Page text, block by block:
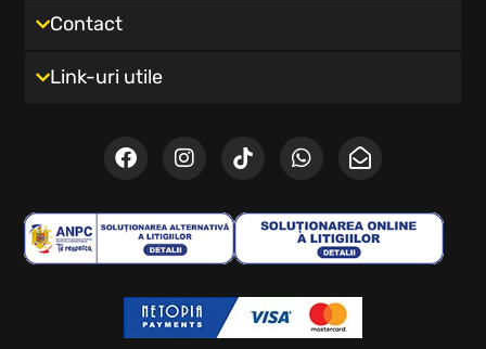
Contact
Link-uri utile